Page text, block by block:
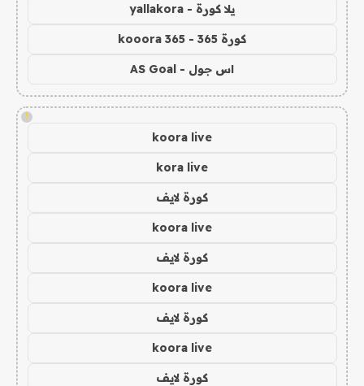
يلا كورة - yallakora
كورة 365 - kooora 365
اس جول - AS Goal
!
koora live
kora live
كورة لايف
koora live
كورة لايف
koora live
كورة لايف
koora live
كورة لايف